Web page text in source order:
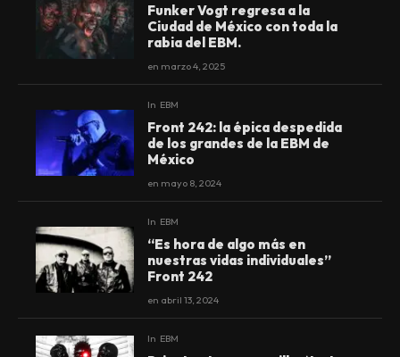
Funker Vogt regresa a la
Ciudad de México con toda la
rabia del EBM.
en marzo 4, 2025
In EBM
Front 242: la épica despedida
de los grandes de la EBM de
México
en mayo 8, 2024
In EBM
“Es hora de algo más en
nuestras vidas individuales”
Front 242
en abril 13, 2024
In EBM